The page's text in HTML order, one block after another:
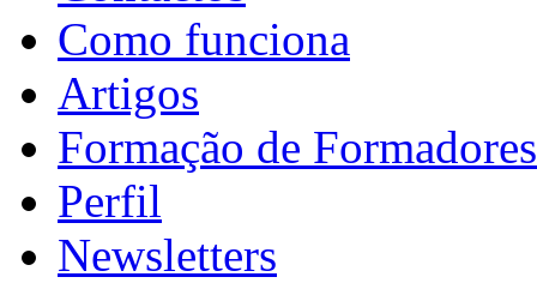
Como funciona
Artigos
Formação de Formadores
Perfil
Newsletters